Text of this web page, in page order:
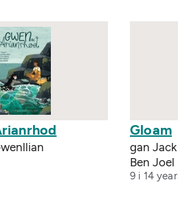
Gloam
gan
Ben Joel
9 i 14